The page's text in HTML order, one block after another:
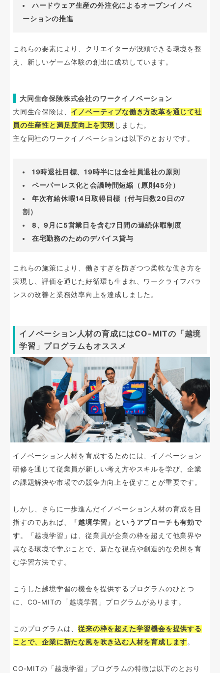
ハードウェア生産の外注化によるオープンイノベ
ーションの推進
これらの要素により、クリエイターが没頭できる環境を整
え、新しいゲーム体験の創出に成功しています。
大同生命保険株式会社のワークイノベーション
大同生命保険は、 イノベーティブな働き方改革を通じて社
員の生産性と満足度向上を実現しました。
主な同社のワークイノベーションは以下のとおりです。
19時退社目標、19時半には全社員退社の原則
ペーパーレス化と会議時間短縮（原則45分）
年次有給休暇14日取得目標（付与日数20日の7
割）
8、9月に5営業日を含む7日間の連続休暇制度
在宅勤務のためのデバイス貸与
これらの施策により、働きすぎを防ぎつつ柔軟な働き方を
実現し、評価を通じた好循環も生まれ、ワークライフバラ
ンスの改善と業務効率向上を達成しました。
イノベーション人材の育成にはCO-MITの「越境
学習」プログラムもオススメ
イノベーション人材を育成するためには、イノベーション
研修を通じて従業員が新しい考え方やスキルを学び、企業
の課題解決や市場での競争力向上を促すことが重要です。
しかし、さらに一歩進んだイノベーション人材の育成を目
指すのであれば、
「越境学習」というアプローチも有効で
す。「越境学習」は、従業員が企業の枠を超えて他業界や
異なる環境で学ぶことで、新たな視点や創造的な発想を育
む学習方法です。
こうした越境学習の機会を提供するプログラムのひとつ
に、CO-MITの「越境学習」プログラムがあります。
このプログラムは、従来の枠を超えた学習機会を提供する
ことで、企業に新たな風を吹き込む人材を育成します。
CO-MITの「越境学習」プログラムの特徴は以下のとおり